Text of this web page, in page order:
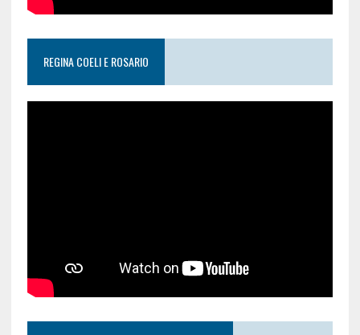
REGINA COELI E ROSARIO